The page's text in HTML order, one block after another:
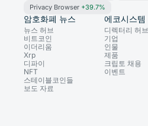
Privacy Browser +39.7%
암호화폐 뉴스
뉴스 허브
비트코인
이더리움
Xrp
디파이
NFT
스테이블코인들
보도 자료
에코시스템
디렉터리 허브
기업
인물
제품
크립토 채용
이벤트